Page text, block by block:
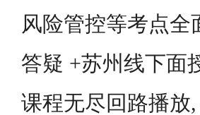
风险管控等考点全
答疑 +苏州线下面
课程无尽回路播放